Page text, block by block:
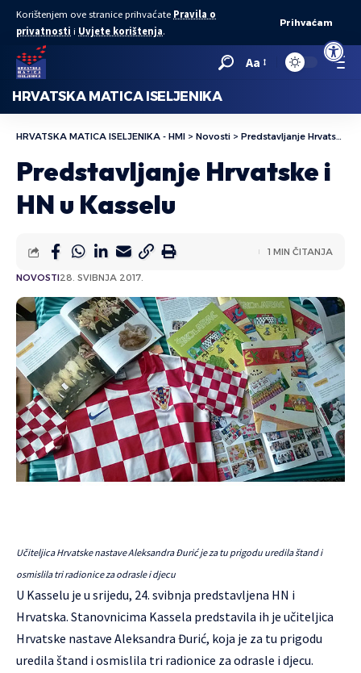
Open
Korištenjem ove stranice prihvaćate Pravila o
privatnosti i Uvjete korištenja.
Prihvaćam
Aa
HRVATSKA MATICA ISELJENIKA
HRVATSKA MATICA ISELJENIKA - HMI > Novosti > Predstavljanje Hrvatske i HN u Kasselu
Predstavljanje Hrvatske i
HN u Kasselu
NOVOSTI28. SVIBNJA 2017.
1 MIN ČITANJA
Učiteljica Hrvatske nastave Aleksandra Đurić je za tu prigodu uredila štand i
osmislila tri radionice za odrasle i djecu
U Kasselu je u srijedu, 24. svibnja predstavljena HN i
Hrvatska. Stanovnicima Kassela predstavila ih je učiteljica
Hrvatske nastave Aleksandra Đurić, koja je za tu prigodu
uredila štand i osmislila tri radionice za odrasle i djecu.